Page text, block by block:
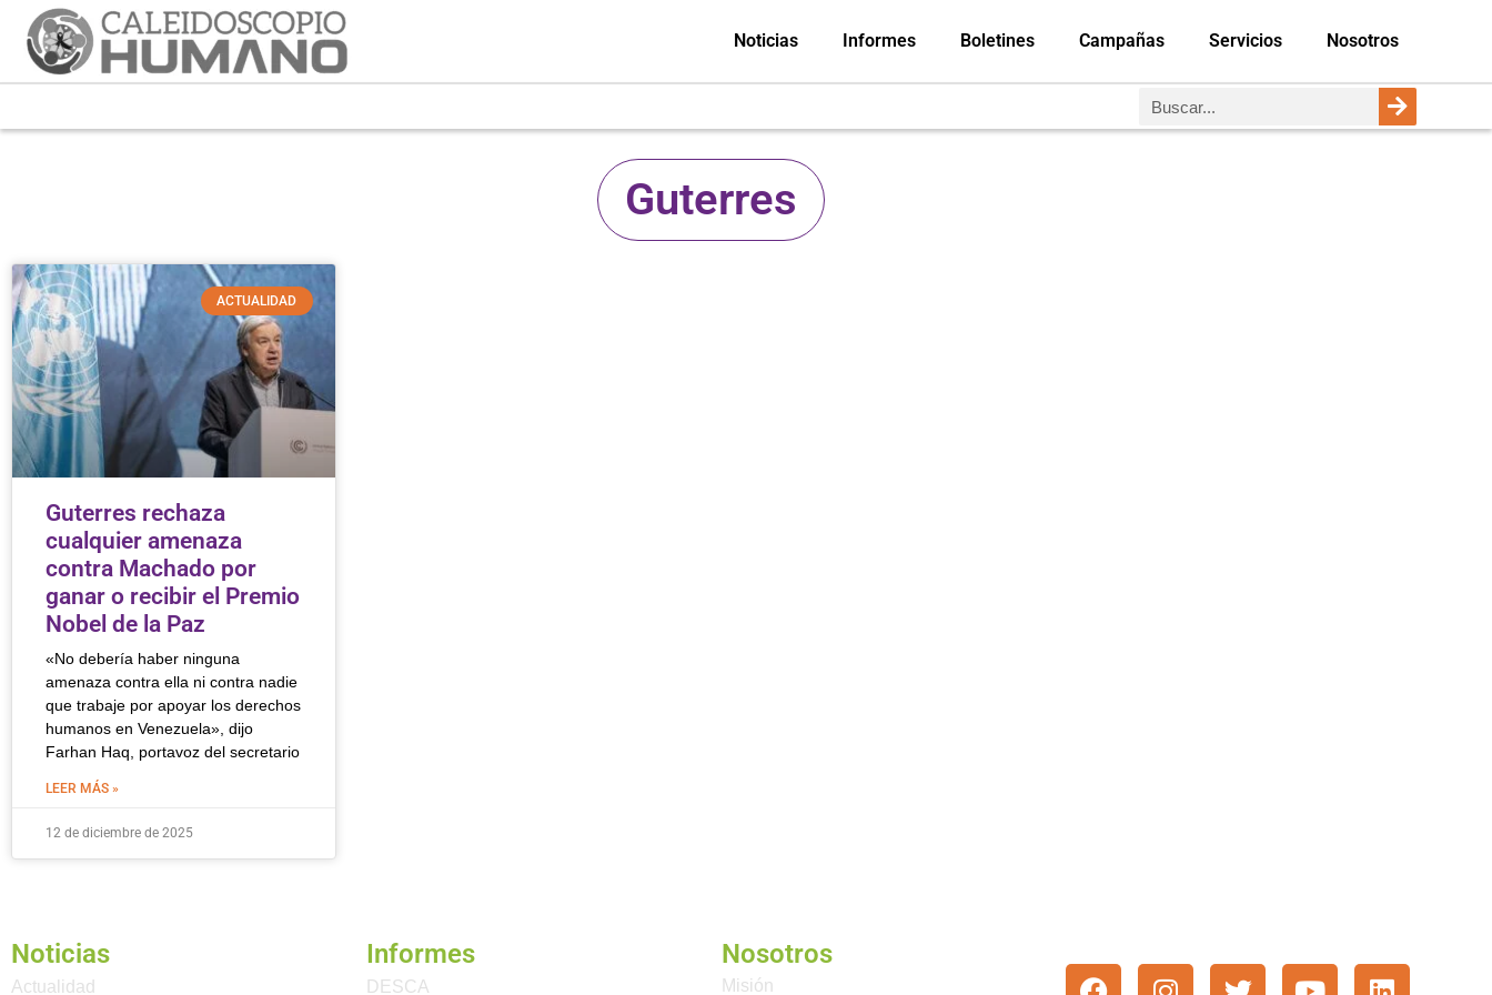
Noticias Informes Boletines Campañas Servicios Nosotros
Guterres
ACTUALIDAD
Guterres rechaza
cualquier amenaza
contra Machado por
ganar o recibir el Premio
Nobel de la Paz
«No debería haber ninguna
amenaza contra ella ni contra nadie
que trabaje por apoyar los derechos
humanos en Venezuela», dijo
Farhan Haq, portavoz del secretario
LEER MÁS »
12 de diciembre de 2025
Noticias
Actualidad
Informes
DESCA
Nosotros
Misión